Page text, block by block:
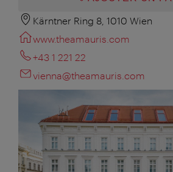
Kärntner Ring 8, 1010 Wien
www.theamauris.com
+43 1 221 22
vienna@theamauris.com